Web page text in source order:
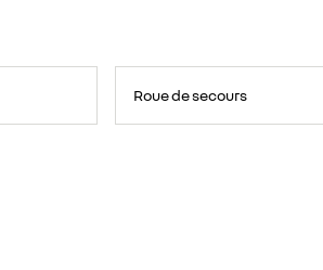
Roue de secours